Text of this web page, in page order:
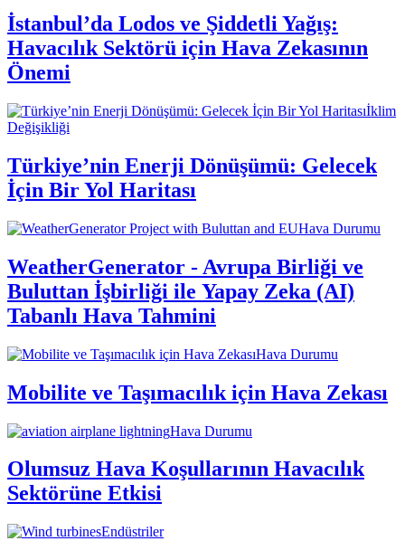
İstanbul’da Lodos ve Şiddetli Yağış:
Havacılık Sektörü için Hava Zekasının
Önemi
İklim
Değişikliği
Türkiye’nin Enerji Dönüşümü: Gelecek
İçin Bir Yol Haritası
Hava Durumu
WeatherGenerator - Avrupa Birliği ve
Buluttan İşbirliği ile Yapay Zeka (AI)
Tabanlı Hava Tahmini
Hava Durumu
Mobilite ve Taşımacılık için Hava Zekası
Hava Durumu
Olumsuz Hava Koşullarının Havacılık
Sektörüne Etkisi
Endüstriler